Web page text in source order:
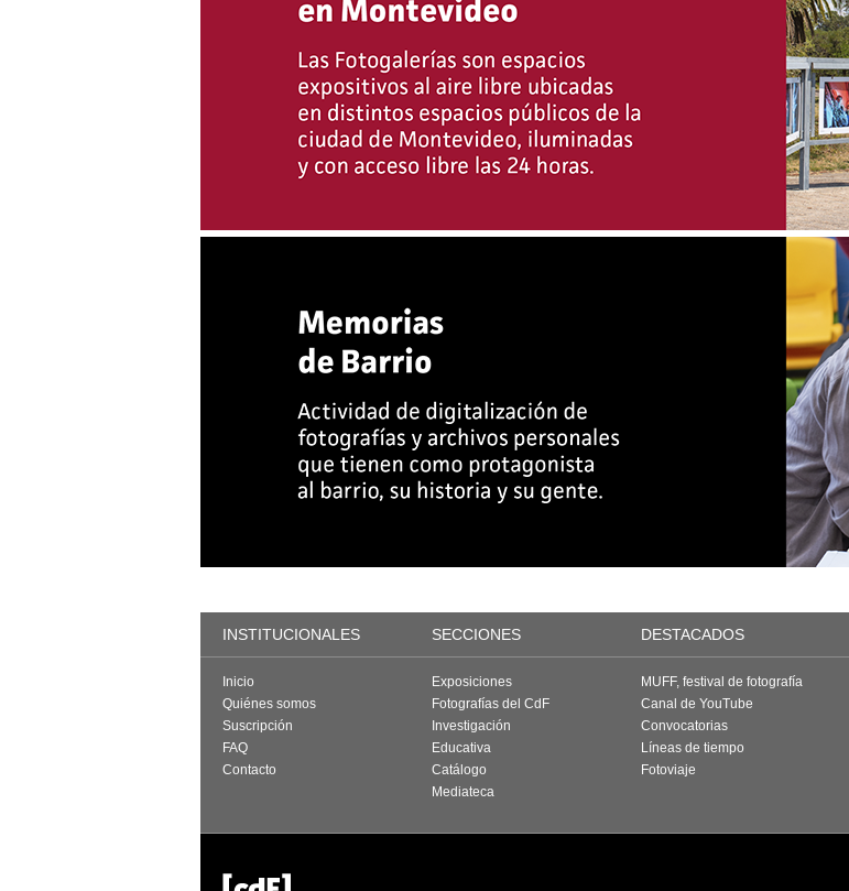
INSTITUCIONALES SECCIONES DESTACADOS
Inicio
Quiénes somos
Suscripción
FAQ
Contacto
Exposiciones
Fotografías del CdF
Investigación
Educativa
Catálogo
Mediateca
MUFF, festival de fotografía
Canal de YouTube
Convocatorias
Líneas de tiempo
Fotoviaje